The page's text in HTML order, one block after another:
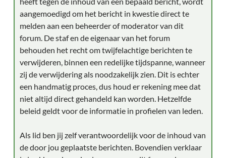
aangemoedigd om het bericht in kwestie direct te
melden aan een beheerder of moderator van dit
forum. De staf en de eigenaar van het forum
behouden het recht om twijfelachtige berichten te
verwijderen, binnen een redelijke tijdspanne, wanneer
zij de verwijdering als noodzakelijk zien. Dit is echter
een handmatig proces, dus houd er rekening mee dat
niet altijd direct gehandeld kan worden. Hetzelfde
beleid geldt voor de informatie in profielen van leden.
Als lid ben jij zelf verantwoordelijk voor de inhoud van
de door jou geplaatste berichten. Bovendien verklaar